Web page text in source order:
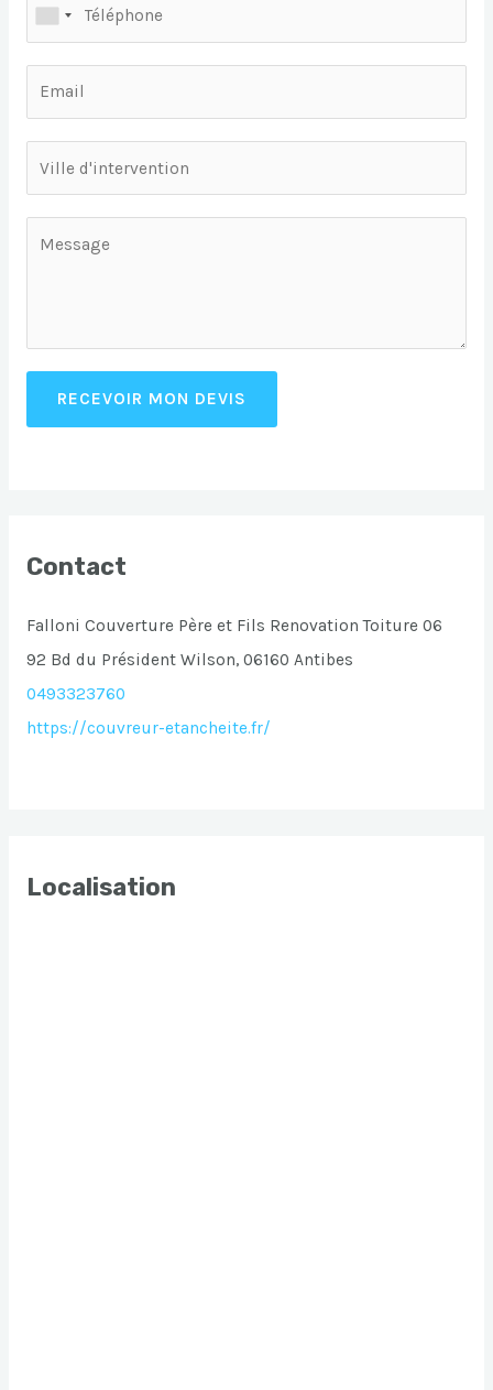
RECEVOIR MON DEVIS
Contact
Falloni Couverture Père et Fils Renovation Toiture 06
92 Bd du Président Wilson, 06160 Antibes
0493323760
https://couvreur-etancheite.fr/
Localisation